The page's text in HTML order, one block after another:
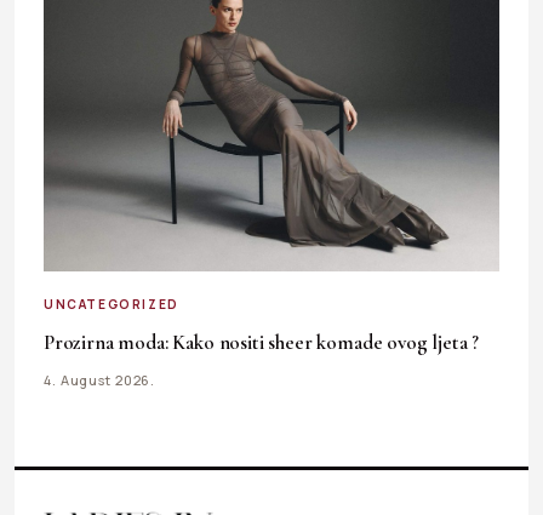
UNCATEGORIZED
Prozirna moda: Kako nositi sheer komade ovog ljeta ?
4. August 2026.